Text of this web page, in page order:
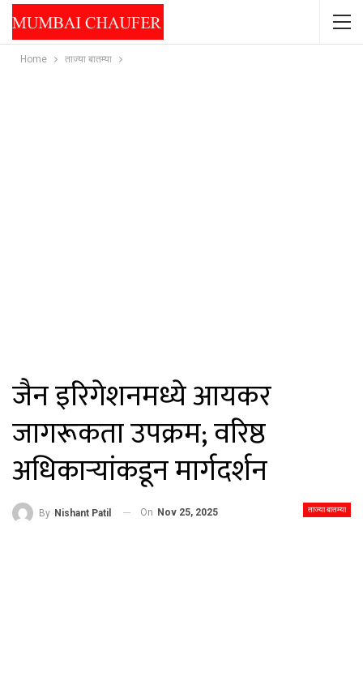
Home ताज्या बातम्या
जैन इरिगेशनमध्ये आयकर
जागरूकता उपक्रम; वरिष्ठ
अधिकाऱ्यांकडून मार्गदर्शन
ताज्या बातम्या
By Nishant Patil On Nov 25, 2025